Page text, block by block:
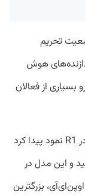
تحریم
هوش
بسیاری از فعالان
بحث داغ امروز پیشرفت فعالان چینی است که در R1 نمود پیدا کرد
و این مدل در
بزرگترین